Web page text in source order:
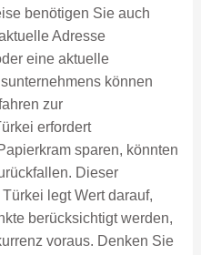
benötigen Sie auch
Adresse
eine aktuelle
können
zur
erfordert
sparen, könnten
Dieser
legt Wert darauf,
berücksichtigt werden,
voraus. Denken Sie